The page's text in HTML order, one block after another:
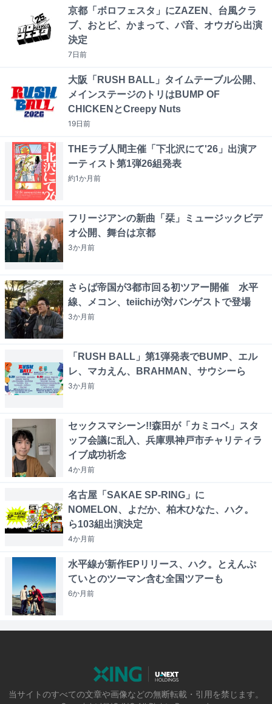
京都「ボロフェスタ」にZAZEN、台風クラ
ブ、おとビ、かまって、パ音、オウガら出演
決定
7日前
大阪「RUSH BALL」タイムテーブル公開、
メインステージのトリはBUMP OF
CHICKENとCreepy Nuts
19日前
THEラブ人間主催「下北沢にて'26」出演ア
ーティスト第1弾26組発表
約1か月前
フリージアンの新曲「栞」ミュージックビデ
オ公開、舞台は京都
3か月前
さらば帝国が3都市回る初ツアー開催 水平
線、メコン、teiichiが対バンゲストで登場
3か月前
「RUSH BALL」第1弾発表でBUMP、エル
レ、マカえん、BRAHMAN、サウシーら
3か月前
セックスマシーン!!森田が「カミコベ」スタ
ッフ会議に乱入、兵庫県神戸市チャリティラ
イブ成功祈念
4か月前
名古屋「SAKAE SP-RING」に
NOMELON、よだか、柏木ひなた、ハク。
ら103組出演決定
4か月前
水平線が新作EPリリース、ハク。とえんぷ
ていとのツーマン含む全国ツアーも
6か月前
当サイトのすべての文章や画像などの無断転載・引用を禁じます。